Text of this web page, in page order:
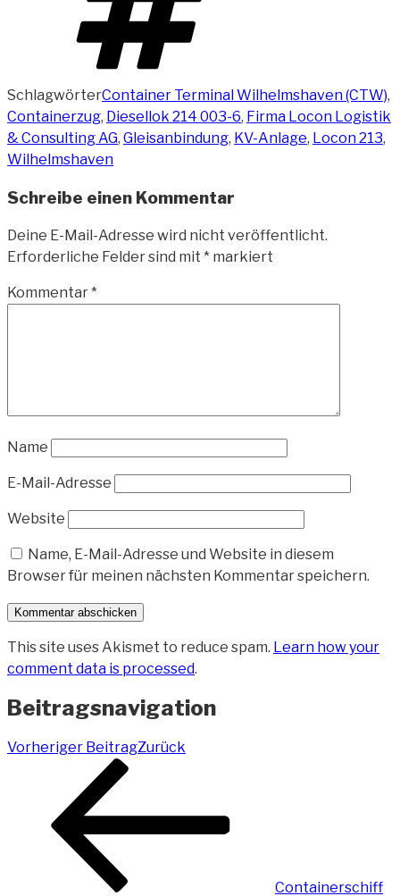
SchlagwörterContainer Terminal Wilhelmshaven (CTW),
Containerzug, Diesellok 214 003-6, Firma Locon Logistik
& Consulting AG, Gleisanbindung, KV-Anlage, Locon 213,
Wilhelmshaven
Schreibe einen Kommentar
Deine E-Mail-Adresse wird nicht veröffentlicht.
Erforderliche Felder sind mit * markiert
Kommentar*
Name
E-Mail-Adresse
Website
Name, E-Mail-Adresse und Website in diesem
Browser für meinen nächsten Kommentar speichern.
This site uses Akismet to reduce spam. Learn how your
comment data is processed.
Beitragsnavigation
Vorheriger BeitragZurück
Containerschiff